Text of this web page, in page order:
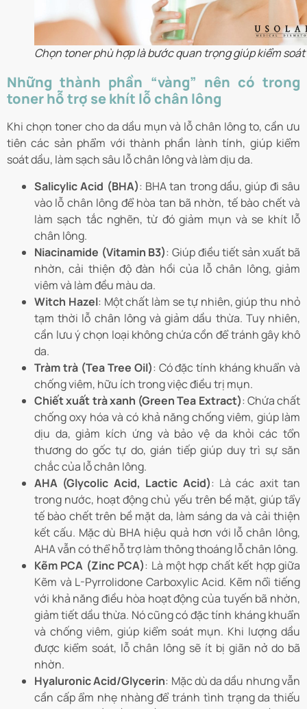
Chọn toner phù hợp là bước quan trọng giúp kiểm
Những thành phần “vàng” nên có trong
toner hỗ trợ se khít lỗ chân lông
Khi chọn toner cho da dầu mụn và lỗ chân lông to, cần ưu
tiên các sản phẩm với thành phần lành tính, giúp kiểm
soát dầu, làm sạch sâu lỗ chân lông và làm dịu da.
Salicylic Acid (BHA): BHA tan trong dầu, giúp đi sâu
vào lỗ chân lông để hòa tan bã nhờn, tế bào chết và
làm sạch tắc nghẽn, từ đó giảm mụn và se khít lỗ
chân lông.
Niacinamide (Vitamin B3): Giúp điều tiết sản xuất bã
nhờn, cải thiện độ đàn hồi của lỗ chân lông, giảm
viêm và làm đều màu da.
Witch Hazel: Một chất làm se tự nhiên, giúp thu nhỏ
tạm thời lỗ chân lông và giảm dầu thừa. Tuy nhiên,
cần lưu ý chọn loại không chứa cồn để tránh gây khô
da.
Tràm trà (Tea Tree Oil): Có đặc tính kháng khuẩn và
chống viêm, hữu ích trong việc điều trị mụn.
Chiết xuất trà xanh (Green Tea Extract): Chứa chất
chống oxy hóa và có khả năng chống viêm, giúp làm
dịu da, giảm kích ứng và bảo vệ da khỏi các tổn
thương do gốc tự do, gián tiếp giúp duy trì sự săn
chắc của lỗ chân lông.
AHA (Glycolic Acid, Lactic Acid): Là các axit tan
trong nước, hoạt động chủ yếu trên bề mặt, giúp tẩy
tế bào chết trên bề mặt da, làm sáng da và cải thiện
kết cấu. Mặc dù BHA hiệu quả hơn với lỗ chân lông,
AHA vẫn có thể hỗ trợ làm thông thoáng lỗ chân lông.
Kẽm PCA (Zinc PCA): Là một hợp chất kết hợp giữa
Kẽm và L-Pyrrolidone Carboxylic Acid. Kẽm nổi tiếng
với khả năng điều hòa hoạt động của tuyến bã nhờn,
giảm tiết dầu thừa. Nó cũng có đặc tính kháng khuẩn
và chống viêm, giúp kiểm soát mụn. Khi lượng dầu
được kiểm soát, lỗ chân lông sẽ ít bị giãn nở do bã
nhờn.
Hyaluronic Acid/Glycerin: Mặc dù da dầu nhưng vẫn
cần cấp ẩm nhẹ nhàng để tránh tình trạng da thiếu